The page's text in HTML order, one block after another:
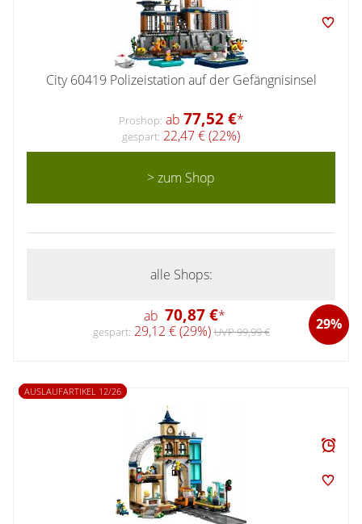
City 60419 Polizeistation auf der Gefängnisinsel
Proshop: ab 77,52 €*
gespart: 22,47 € (22%)
> zum Shop
alle Shops:
ab 70,87 €* 29%
gespart: 29,12 € (29%)UVP 99,99 €
AUSLAUFARTIKEL 12/26